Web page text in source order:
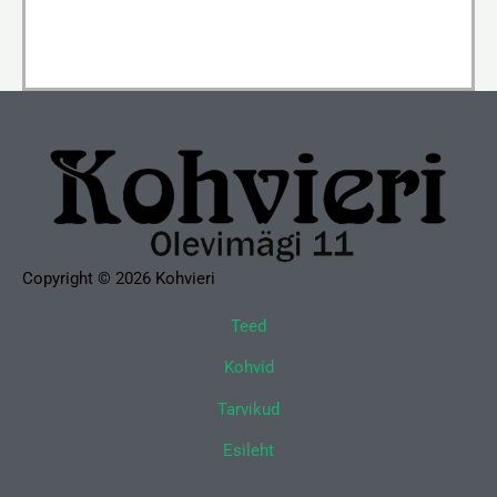
Copyright © 2026 Kohvieri
Teed
Kohvid
Tarvikud
Esileht